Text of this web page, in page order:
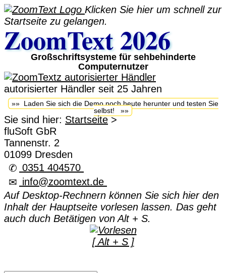
Klicken Sie hier um schnell zur
Startseite zu gelangen.
ZoomText 2026
Großschriftsysteme für sehbehinderte
Computernutzer
autorisierter Händler seit 25 Jahren
»» Laden Sie sich die Demo noch heute herunter und testen Sie
selbst! »»
Sie sind hier: Startseite>
fluSoft GbR
Tannenstr. 2
01099 Dresden
✆ 0351 404570
✉ info@zoomtext.de
Auf Desktop-Rechnern können Sie sich hier den
Inhalt der Hauptseite vorlesen lassen. Das geht
auch duch Betätigen von Alt + S.
[ Alt + S ]